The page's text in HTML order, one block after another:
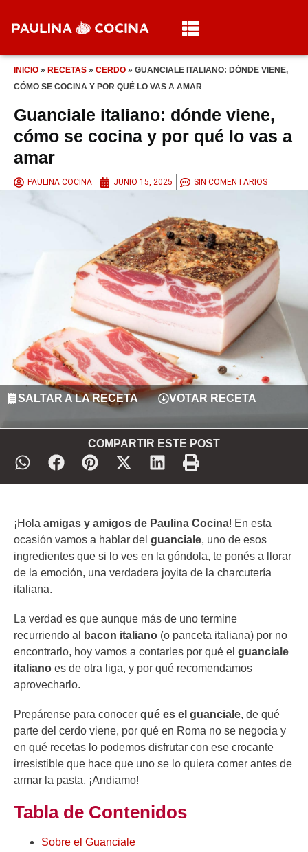
INICIO » RECETAS » CERDO » GUANCIALE ITALIANO: DÓNDE VIENE,
CÓMO SE COCINA Y POR QUÉ LO VAS A AMAR
Guanciale italiano: dónde viene,
cómo se cocina y por qué lo vas a
amar
PAULINA COCINA JUNIO 15, 2025 SIN COMENTARIOS
SALTAR A LA RECETA VOTAR RECETA
COMPARTIR ESTE POST
¡Hola amigas y amigos de Paulina Cocina! En esta
ocasión vamos a hablar del guanciale, uno de esos
ingredientes que si lo ves en la góndola, te ponés a llorar
de la emoción, una verdadera joyita de la charcutería
italiana.
La verdad es que aunque más de uno termine
recurriendo al
bacon italiano (o panceta italiana) por no
encontrarlo, hoy vamos a contarles por qué el guanciale
italiano es de otra liga, y por qué recomendamos
aprovecharlo.
Prepárense para conocer qué es el guanciale, de qué
parte del cerdo viene, por qué en Roma no se negocia y
en qué recetas lo podemos disfrutar con ese crocante
irresistible que hace que uno se lo quiera comer antes de
armar la pasta. ¡Andiamo!
Tabla de Contenidos
Sobre el Guanciale